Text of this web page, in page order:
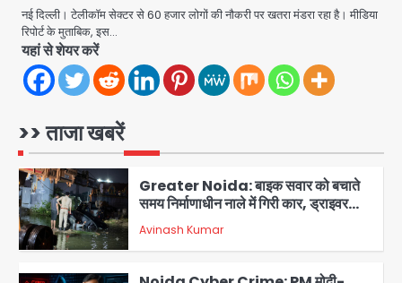
नई दिल्ली। टेलीकॉम सेक्टर से 60 हजार लोगों की नौकरी पर खतरा मंडरा रहा है। मीडिया
रिपोर्ट के मुताबिक, इस…
यहां से शेयर करें
>> ताजा खबरें
5
बयान देने वाला यूट्यूबर टीजी मोहनदास
1
JP Greens Cosmos Society:
2
Greater Noida: बाइक सवार को बचाते
समय निर्माणाधीन नाले में गिरी कार, ड्राइवर
बाल-बाल बचा
Avinash Kumar